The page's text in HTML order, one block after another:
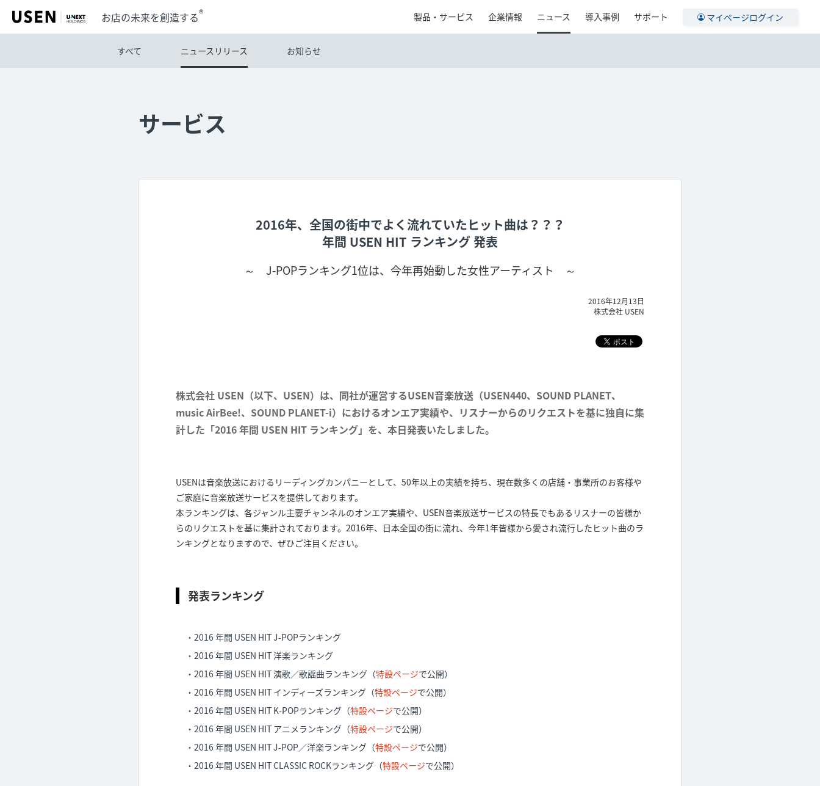
製品・サービス 企業情報 ニュース 導入事例 サポート マイページログイン
お店の未来を創造する®
すべて ニュースリリース お知らせ
サービス
2016年、全国の街中でよく流れていたヒット曲は？？？
年間 USEN HIT ランキング 発表
～ J-POPランキング1位は、今年再始動した女性アーティスト ～
2016年12月13日
株式会社 USEN
株式会社 USEN（以下、USEN）は、同社が運営するUSEN音楽放送（USEN440、SOUND PLANET、
music AirBee!、SOUND PLANET-i）におけるオンエア実績や、リスナーからのリクエストを基に独自に集
計した「2016 年間 USEN HIT ランキング」を、本日発表いたしました。
USENは音楽放送におけるリーディングカンパニーとして、50年以上の実績を持ち、現在数多くの店舗・事業所のお客様や
ご家庭に音楽放送サービスを提供しております。
本ランキングは、各ジャンル主要チャンネルのオンエア実績や、USEN音楽放送サービスの特長でもあるリスナーの皆様か
らのリクエストを基に集計されております。2016年、日本全国の街に流れ、今年1年皆様から愛され流行したヒット曲のラ
ンキングとなりますので、ぜひご注目ください。
発表ランキング
2016 年間 USEN HIT J-POPランキング
2016 年間 USEN HIT 洋楽ランキング
2016 年間 USEN HIT 演歌／歌謡曲ランキング（特設ページで公開）
2016 年間 USEN HIT インディーズランキング（特設ページで公開）
2016 年間 USEN HIT K-POPランキング（特設ページで公開）
2016 年間 USEN HIT アニメランキング（特設ページで公開）
2016 年間 USEN HIT J-POP／洋楽ランキング（特設ページで公開）
2016 年間 USEN HIT CLASSIC ROCKランキング（特設ページで公開）